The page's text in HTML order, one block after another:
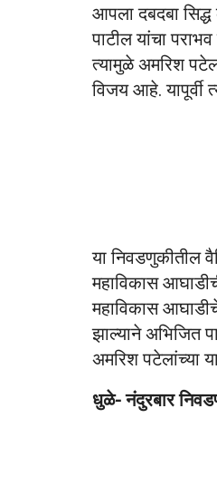
आपला दबदबा
पाटील यांचा
त्यामुळे अमरिश
विजय आहे.
या निवडणुकीतील
महाविकास
महाविकास
झाल्याने अभिजित
अमरिश पटेलांच्या
धुळे- नंदुरबार